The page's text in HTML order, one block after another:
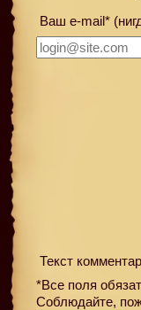
Ваш e-mail*
Текст
*Все поля
Соблюдайте,